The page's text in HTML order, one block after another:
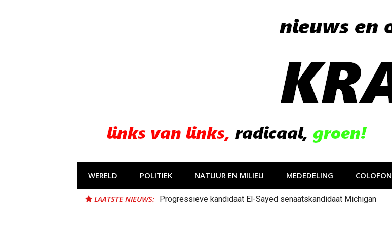
WERELD POLITIEK NATUUR EN MILIEU MEDEDELING COLOFON
LAATSTE NIEUWS: Progressieve kandidaat El-Sayed senaatskandidaat Michigan